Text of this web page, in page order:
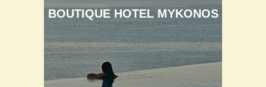
BOUTIQUE HOTEL MYKONOS